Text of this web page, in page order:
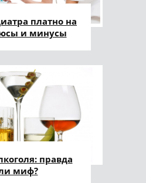
платно на
и минусы
правда
миф?